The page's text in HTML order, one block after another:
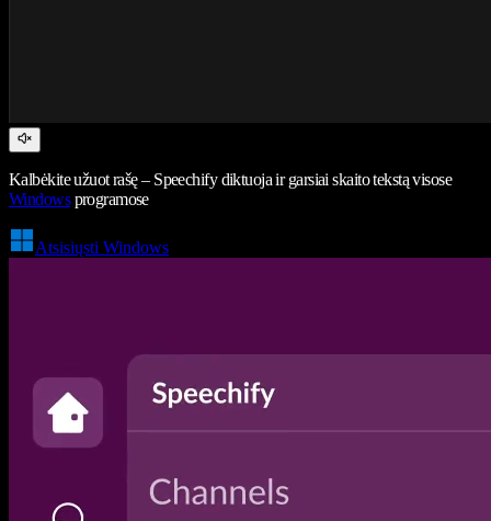
Kalbėkite užuot rašę – Speechify diktuoja ir garsiai skaito tekstą visose
Windowsprogramose
Atsisiųsti Windows